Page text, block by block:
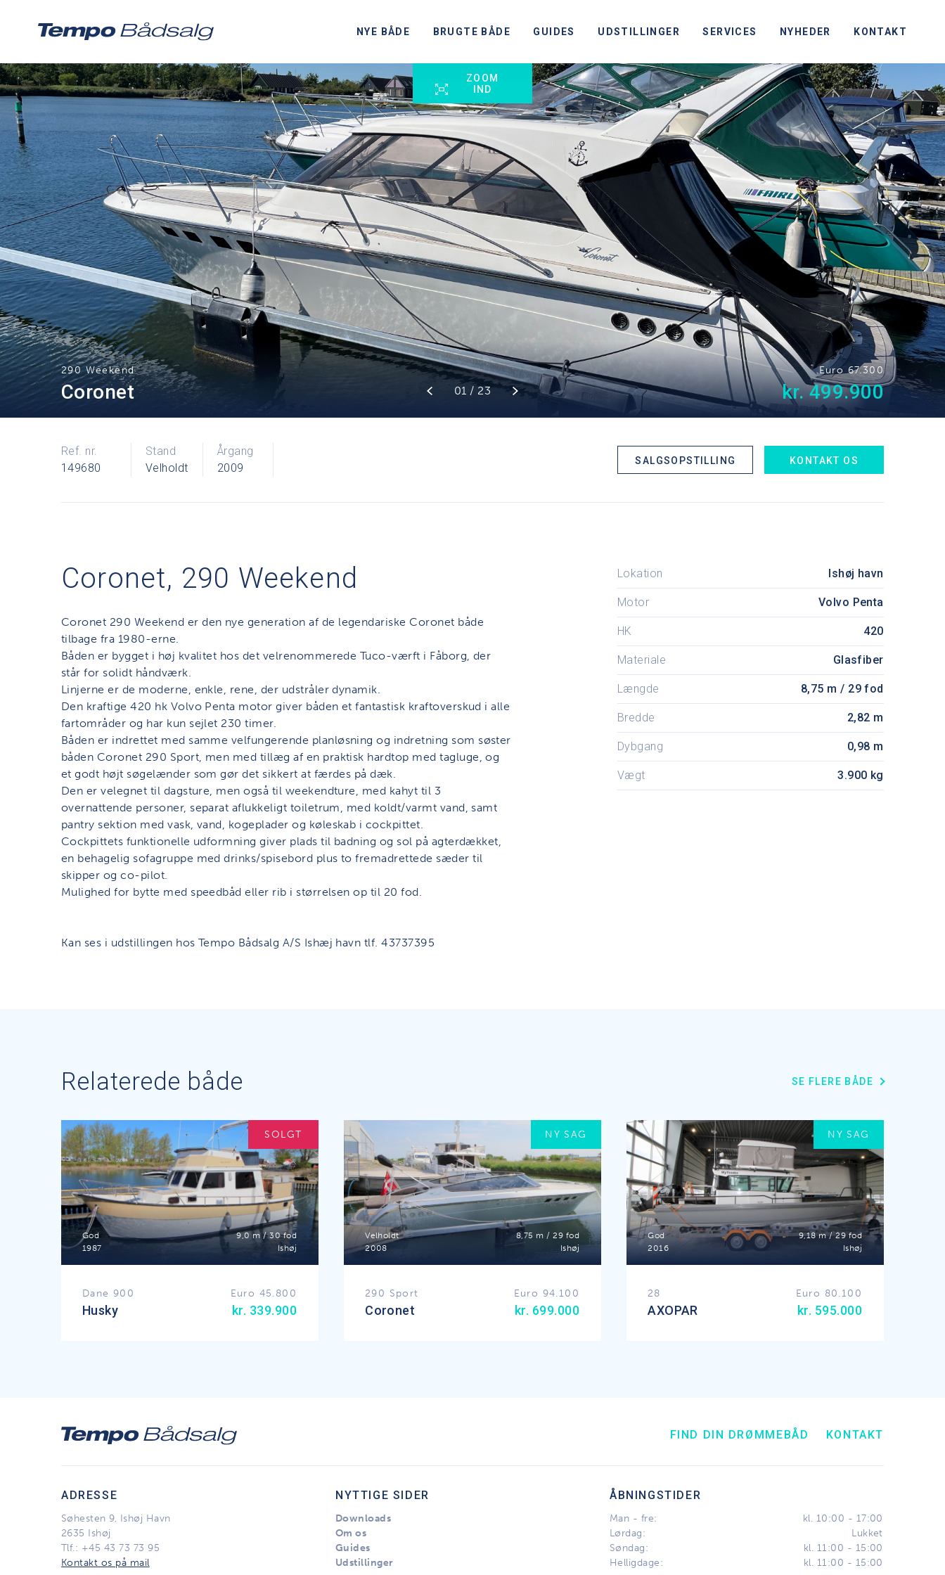
NYE BÅDE BRUGTE BÅDE GUIDES UDSTILLINGER SERVICES NYHEDER KONTAKT
01 / 23
290 Weekend Euro 67.300
Coronet kr. 499.900
ZOOM
IND
Ref. nr.
149680
Stand
Velholdt
Årgang
2009
SALGSOPSTILLING KONTAKT OS
Coronet, 290 Weekend
Coronet 290 Weekend er den nye generation af de legendariske Coronet både
tilbage fra 1980-erne.
Båden er bygget i høj kvalitet hos det velrenommerede Tuco-værft i Fåborg, der
står for solidt håndværk.
Linjerne er de moderne, enkle, rene, der udstråler dynamik.
Den kraftige 420 hk Volvo Penta motor giver båden et fantastisk kraftoverskud i alle
fartområder og har kun sejlet 230 timer.
Båden er indrettet med samme velfungerende planløsning og indretning som søster
båden Coronet 290 Sport, men med tillæg af en praktisk hardtop med tagluge, og
et godt højt søgelænder som gør det sikkert at færdes på dæk.
Den er velegnet til dagsture, men også til weekendture, med kahyt til 3
overnattende personer, separat aflukkeligt toiletrum, med koldt/varmt vand, samt
pantry sektion med vask, vand, kogeplader og køleskab i cockpittet.
Cockpittets funktionelle udformning giver plads til badning og sol på agterdækket,
en behagelig sofagruppe med drinks/spisebord plus to fremadrettede sæder til
skipper og co-pilot.
Mulighed for bytte med speedbåd eller rib i størrelsen op til 20 fod.
Kan ses i udstillingen hos Tempo Bådsalg A/S Ishæj havn tlf. 43737395
Lokation Ishøj havn
Motor Volvo Penta
HK 420
Materiale Glasfiber
Længde 8,75 m / 29 fod
Bredde 2,82 m
Dybgang 0,98 m
Vægt 3.900 kg
Relaterede både SE FLERE BÅDE
SOLGT
God
9,0 m / 30 fod
1987
Ishøj
Dane 900 Euro 45.800
Husky kr. 339.900
NY SAG
Velholdt
8,75 m / 29 fod
2008
Ishøj
290 Sport Euro 94.100
Coronet kr. 699.000
NY SAG
God
9,18 m / 29 fod
2016
Ishøj
28 Euro 80.100
AXOPAR kr. 595.000
FIND DIN DRØMMEBÅD KONTAKT
ADRESSE
Søhesten 9, Ishøj Havn
2635 Ishøj
Tlf.: +45 43 73 73 95
Kontakt os på mail
NYTTIGE SIDER
Downloads
Om os
Guides
Udstillinger
ÅBNINGSTIDER
Man - fre:
kl. 10:00 - 17:00
Lørdag:
Lukket
Søndag:
kl. 11:00 - 15:00
Helligdage:
kl. 11:00 - 15:00